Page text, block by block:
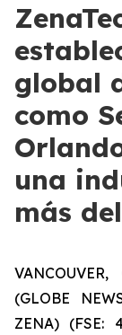
global
como
una
más
(GLOBE
ZENA) (FSE: